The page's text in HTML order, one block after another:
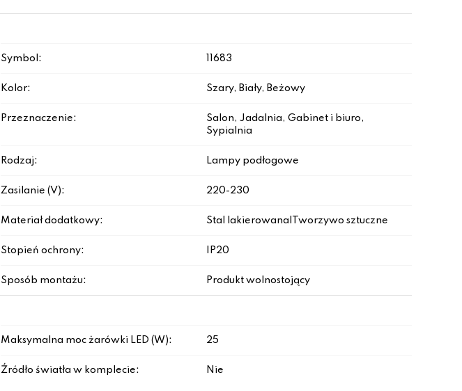
Symbol: 11683
Kolor: Szary, Biały, Beżowy
Przeznaczenie:
Salon, Jadalnia, Gabinet i biuro,
Sypialnia
Rodzaj: Lampy podłogowe
Zasilanie (V): 220-230
Materiał dodatkowy: Stal lakierowana|Tworzywo sztuczne
Stopień ochrony: IP20
Sposób montażu: Produkt wolnostojący
Maksymalna moc żarówki LED (W): 25
Źródło światła w komplecie: Nie